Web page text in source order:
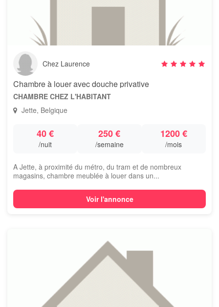
Chez Laurence
Chambre à louer avec douche privative
CHAMBRE CHEZ L'HABITANT
Jette, Belgique
40 €
/nuit
250 €
/semaine
1200 €
/mois
A Jette, à proximité du métro, du tram et de nombreux
magasins, chambre meublée à louer dans un...
Voir l'annonce